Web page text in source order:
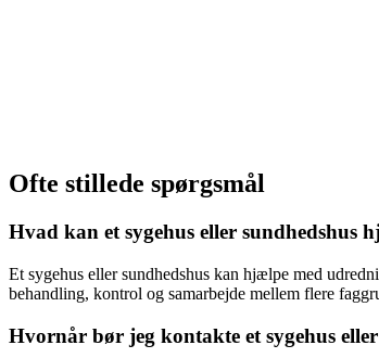
Ofte stillede spørgsmål
Hvad kan et sygehus eller sundhedshus
Et sygehus eller sundhedshus kan hjælpe med
behandling, kontrol og samarbejde mellem flere
Hvornår bør jeg kontakte et sygehus